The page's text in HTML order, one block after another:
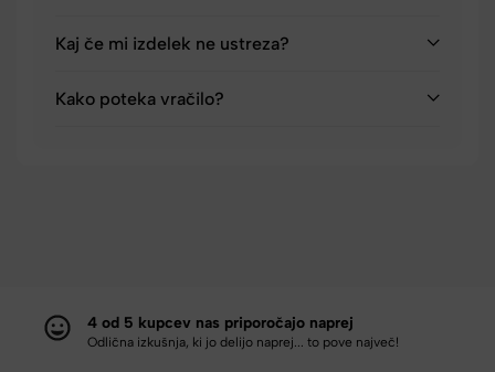
Kaj če mi izdelek ne ustreza?
Kako poteka vračilo?
4 od 5 kupcev nas priporočajo naprej
Odlična izkušnja, ki jo delijo naprej... to pove največ!